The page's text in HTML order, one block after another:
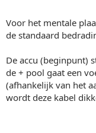
Voor het mentale
de standaard
De accu (beginpunt)
de + pool gaat een
(afhankelijk van het
wordt deze kabel